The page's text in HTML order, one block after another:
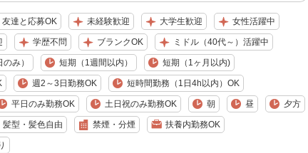
友達と応募OK 未経験歓迎 大学生歓迎 女性活躍中
学歴不問 ブランクOK ミドル（40代～）活躍中
み） 短期（1週間以内） 短期（1ヶ月以内)
週2～3日勤務OK 短時間勤務（1日4h以内）OK
平日のみ勤務OK 土日祝のみ勤務OK 朝 昼 夕方
髪型・髪色自由 禁煙・分煙 扶養内勤務OK